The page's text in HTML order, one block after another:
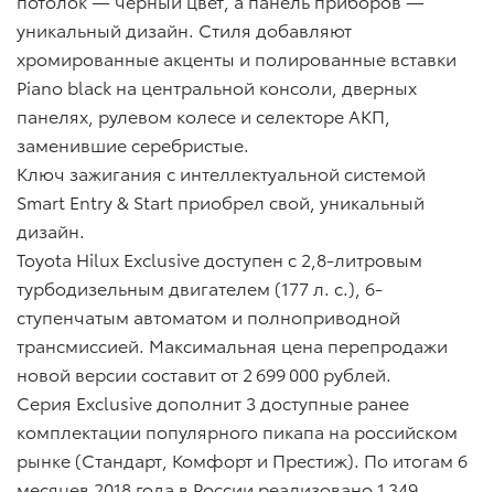
уникальный дизайн. Стиля добавляют
хромированные акценты и полированные вставки
Piano black на центральной консоли, дверных
панелях, рулевом колесе и селекторе АКП,
заменившие серебристые.
Ключ зажигания с интеллектуальной системой
Smart Entry & Start приобрел свой, уникальный
дизайн.
Toyota Hilux Exсlusive доступен с 2,8-литровым
турбодизельным двигателем (177 л. с.), 6-
ступенчатым автоматом и полноприводной
трансмиссией. Максимальная цена перепродажи
новой версии составит от 2 699 000 рублей.
Серия Exсlusive дополнит 3 доступные ранее
комплектации популярного пикапа на российском
рынке (Стандарт, Комфорт и Престиж). По итогам 6